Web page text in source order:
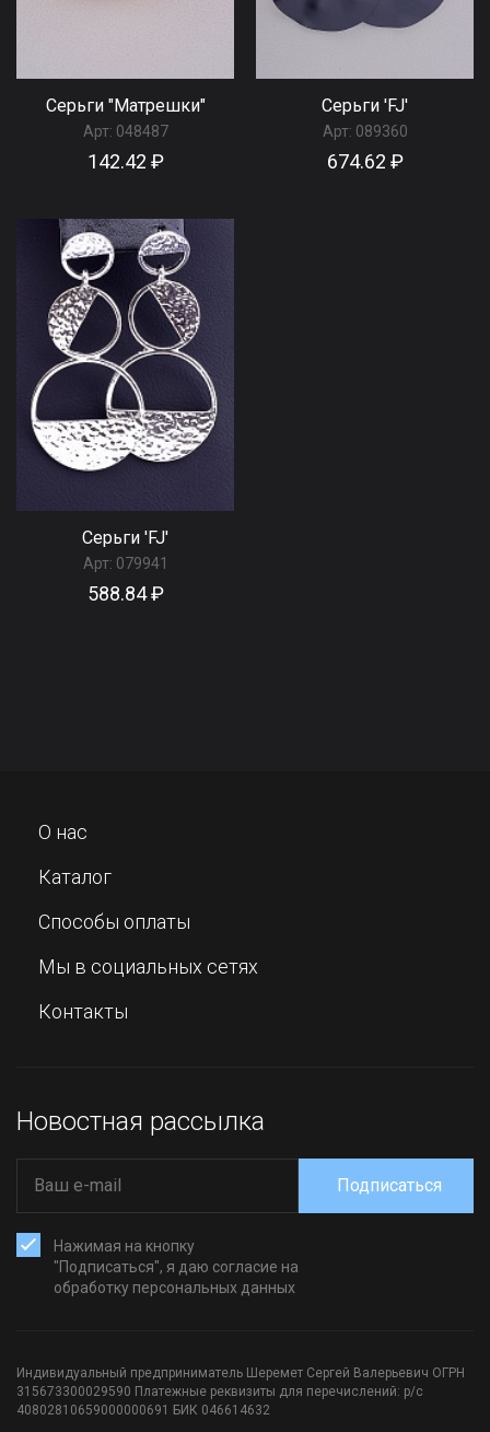
Серьги "Матрешки"
Арт: 048487
142.42 ₽
Серьги 'FJ'
Арт: 089360
674.62 ₽
Серьги 'FJ'
Арт: 079941
588.84 ₽
О нас
Каталог
Способы оплаты
Мы в социальных сетях
Контакты
Новостная рассылка
Нажимая на кнопку
"Подписаться", я даю согласие на
обработку персональных данных
Подписаться
Индивидуальный предприниматель Шеремет Сергей Валерьевич ОГРН
315673300029590 Платежные реквизиты для перечислений: р/с
40802810659000000691 БИК 046614632